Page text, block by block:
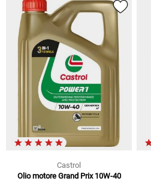
Castrol
Olio motore Grand Prix 10W-40